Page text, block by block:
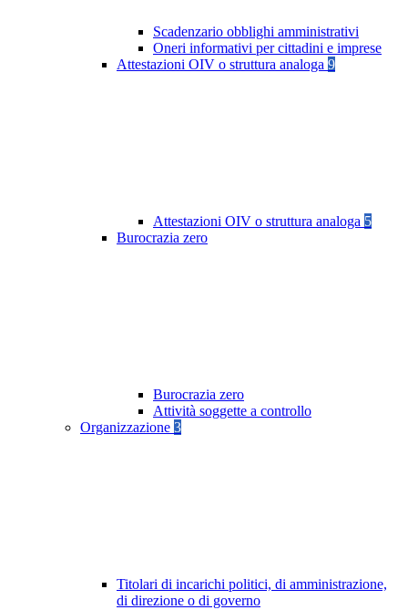
Scadenzario obblighi amministrativi
Oneri informativi per cittadini e imprese
Attestazioni OIV o struttura analoga 9
Attestazioni OIV o struttura analoga 5
Burocrazia zero
Burocrazia zero
Attività soggette a controllo
Organizzazione 3
Titolari di incarichi politici, di amministrazione,
di direzione o di governo